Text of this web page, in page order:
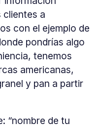
clientes a
con el ejemplo de
pondrías algo
tenemos
americanas,
y pan a partir
“nombre de tu